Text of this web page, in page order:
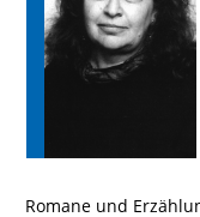
Romane und